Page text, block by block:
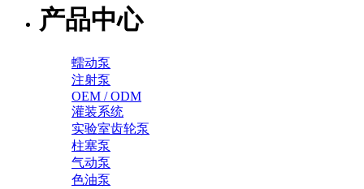
产品中心
蠕动泵
注射泵
OEM / ODM
灌装系统
实验室齿轮泵
柱塞泵
气动泵
色油泵